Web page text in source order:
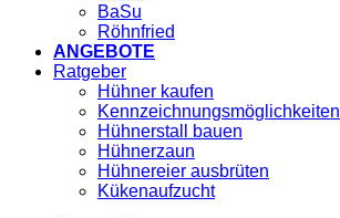
BaSu
Röhnfried
ANGEBOTE
Ratgeber
Hühner kaufen
Kennzeichnungsmöglichkeiten
Hühnerstall bauen
Hühnerzaun
Hühnereier ausbrüten
Kükenaufzucht